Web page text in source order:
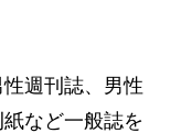
週刊誌、男性
など一般誌を